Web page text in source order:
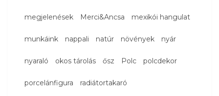
megjelenések Merci&Ancsa mexikói hangulat
munkáink nappali natúr növények nyár
nyaraló okos tárolás ősz Polc polcdekor
porcelánfigura radiátortakaró